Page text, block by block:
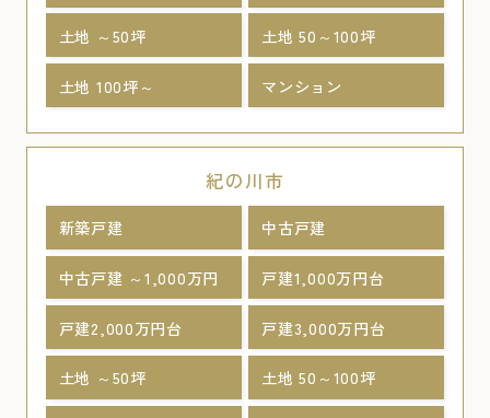
土地 ～50坪 土地 50～100坪
土地 100坪～ マンション
紀の川市
新築戸建 中古戸建
中古戸建 ～1,000万円 戸建1,000万円台
戸建2,000万円台 戸建3,000万円台
土地 ～50坪 土地 50～100坪